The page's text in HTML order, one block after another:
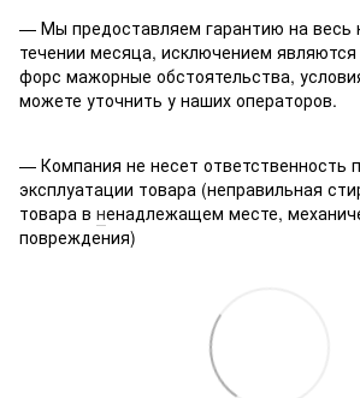
— Мы предоставляем гарантию на весь
течении месяца, исключением являются
форс мажорные обстоятельства,
можете уточнить у наших операторов.
— Компания не несет ответственность
эксплуатации товара (неправильная
товара в ненадлежащем месте,
повреждения)